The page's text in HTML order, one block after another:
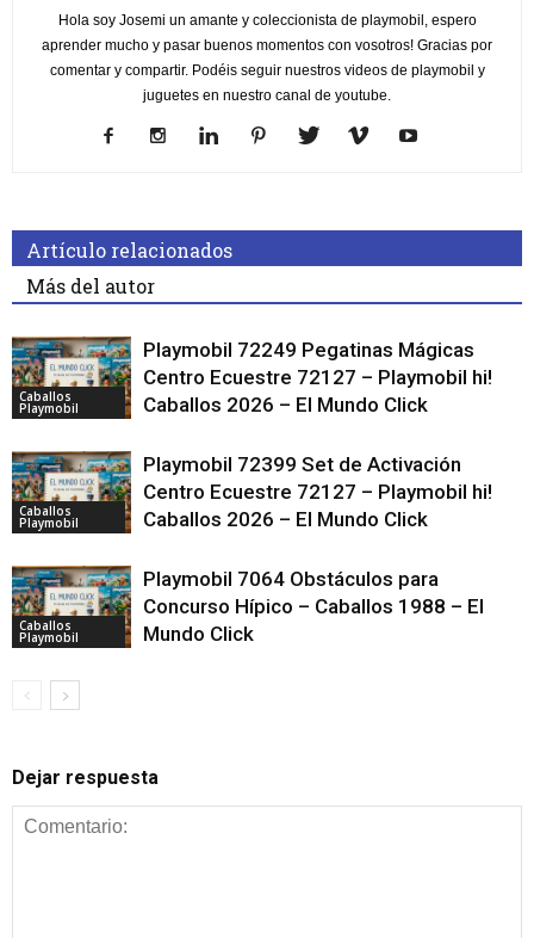
Hola soy Josemi un amante y coleccionista de playmobil, espero
aprender mucho y pasar buenos momentos con vosotros! Gracias por
comentar y compartir. Podéis seguir nuestros videos de playmobil y
juguetes en nuestro canal de youtube.
Artículo relacionados
Más del autor
Caballos
Playmobil
Playmobil 72249 Pegatinas Mágicas
Centro Ecuestre 72127 – Playmobil hi!
Caballos 2026 – El Mundo Click
Caballos
Playmobil
Playmobil 72399 Set de Activación
Centro Ecuestre 72127 – Playmobil hi!
Caballos 2026 – El Mundo Click
Caballos
Playmobil
Playmobil 7064 Obstáculos para
Concurso Hípico – Caballos 1988 – El
Mundo Click
Dejar respuesta